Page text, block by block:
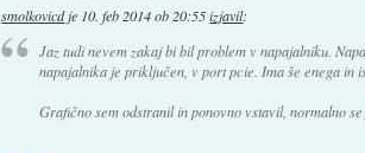
smolkovicdje 10. feb 2014 ob 20:55 izjavil:
Jaz tudi nevem zakaj bi bil problem v napajalniku.
napajalnika je priključen, v port pcie. Ima še enega in
Grafično sem odstranil in ponovno vstavil, normalno